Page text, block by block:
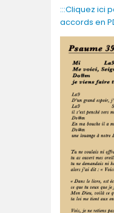
:::Cliquez ici
accords en